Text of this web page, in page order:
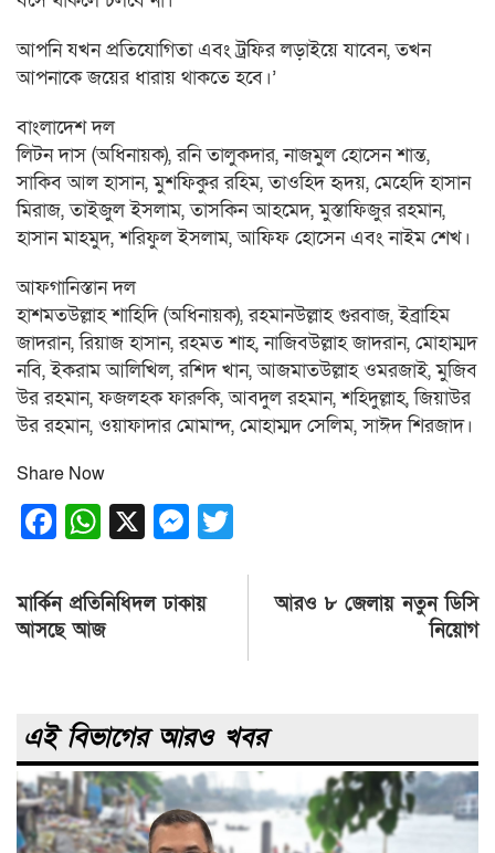
আপনি যখন প্রতিযোগিতা এবং ট্রফির লড়াইয়ে যাবেন, তখন
আপনাকে জয়ের ধারায় থাকতে হবে।’
বাংলাদেশ দল
লিটন দাস (অধিনায়ক), রনি তালুকদার, নাজমুল হোসেন শান্ত,
সাকিব আল হাসান, মুশফিকুর রহিম, তাওহিদ হৃদয়, মেহেদি হাসান
মিরাজ, তাইজুল ইসলাম, তাসকিন আহমেদ, মুস্তাফিজুর রহমান,
হাসান মাহমুদ, শরিফুল ইসলাম, আফিফ হোসেন এবং নাইম শেখ।
আফগানিস্তান দল
হাশমতউল্লাহ শাহিদি (অধিনায়ক), রহমানউল্লাহ গুরবাজ, ইব্রাহিম
জাদরান, রিয়াজ হাসান, রহমত শাহ, নাজিবউল্লাহ জাদরান, মোহাম্মদ
নবি, ইকরাম আলিখিল, রশিদ খান, আজমাতউল্লাহ ওমরজাই, মুজিব
উর রহমান, ফজলহক ফারুকি, আবদুল রহমান, শহিদুল্লাহ, জিয়াউর
উর রহমান, ওয়াফাদার মোমান্দ, মোহাম্মদ সেলিম, সাঈদ শিরজাদ।
Share Now
Facebook
WhatsApp
X Messenger
Post
navigation
মার্কিন প্রতিনিধিদল ঢাকায়
আসছে আজ
আরও ৮ জেলায় নতুন ডিসি
নিয়োগ
এই বিভাগের আরও খবর